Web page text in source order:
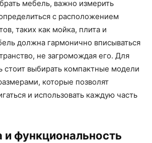
мебель, важно измерить
с расположением
таких как мойка, плита и
должна гармонично вписываться
не загромождая его. Для
стоит выбирать компактные модели
которые позволят
и использовать каждую часть
и функциональность